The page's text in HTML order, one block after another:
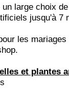
large choix
jusqu'à 7
les mariages
et plantes